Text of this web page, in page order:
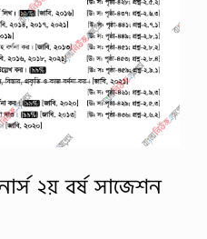
২য় বর্ষ সাজেশন